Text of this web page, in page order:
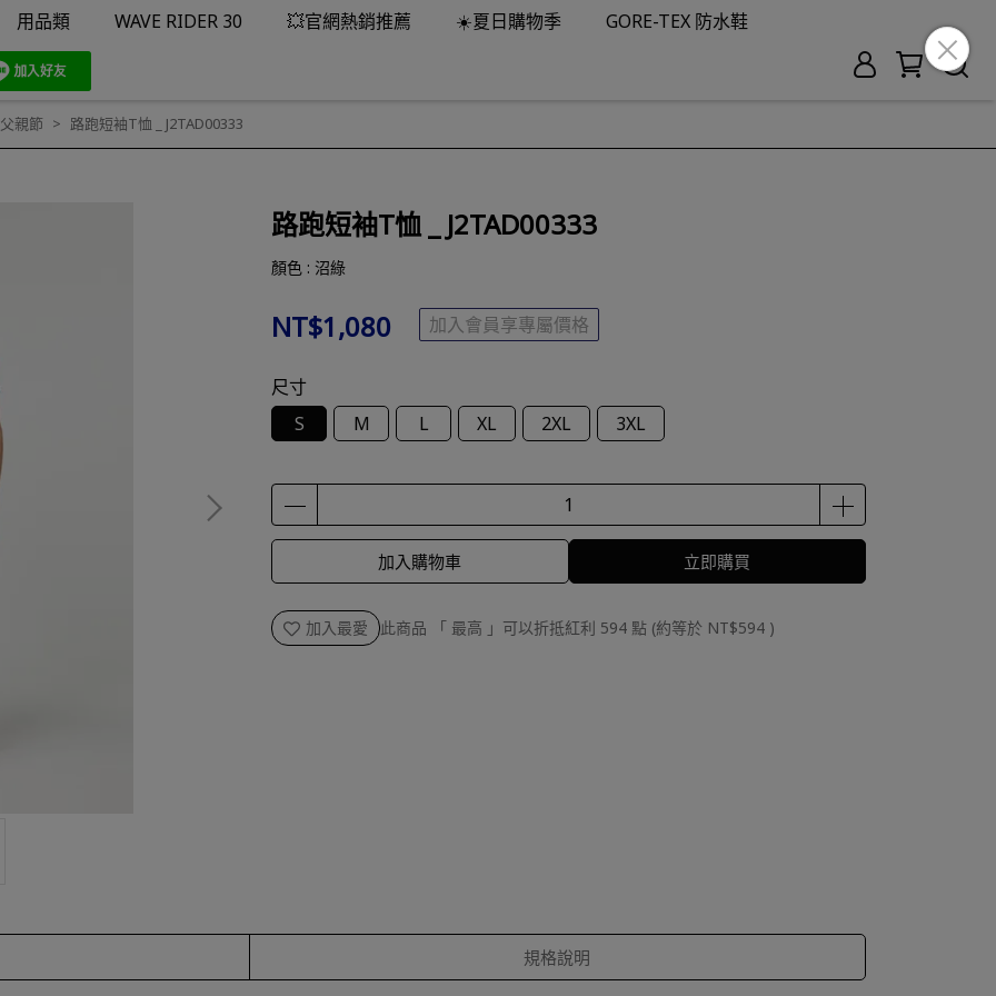
用品類 WAVE RIDER 30 💥官網熱銷推薦 ☀️夏日購物季 GORE-TEX 防水鞋
親節 路跑短袖T恤 _ J2TAD00333
路跑短袖T恤 _ J2TAD00333
顏色 : 沼綠
NT$1,080 加入會員享專屬價格
尺寸
S
M L XL 2XL 3XL
加入購物車 立即購買
加入最愛 此商品 「 最高 」可以折抵紅利 594 點 (約等於 NT$594 )
規格說明